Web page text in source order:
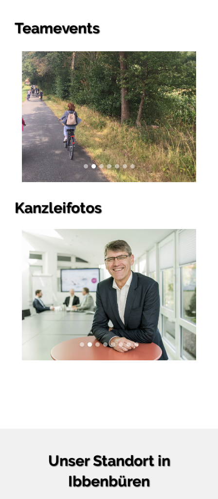
Teamevents
Kanzleifotos
Unser Standort in
Ibbenbüren